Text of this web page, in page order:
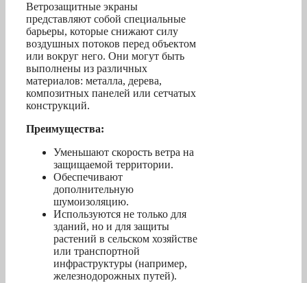
Ветрозащитные экраны
представляют собой специальные
барьеры, которые снижают силу
воздушных потоков перед объектом
или вокруг него. Они могут быть
выполнены из различных
материалов: металла, дерева,
композитных панелей или сетчатых
конструкций.
Преимущества:
Уменьшают скорость ветра на
защищаемой территории.
Обеспечивают
дополнительную
шумоизоляцию.
Используются не только для
зданий, но и для защиты
растений в сельском хозяйстве
или транспортной
инфраструктуры (например,
железнодорожных путей).